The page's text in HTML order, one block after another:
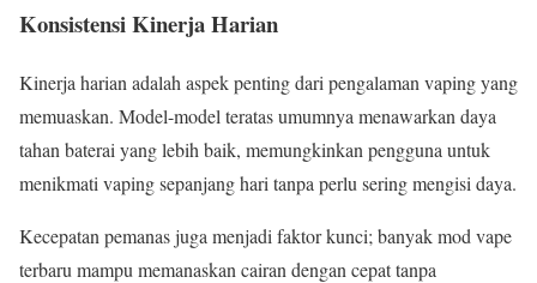
Konsistensi Kinerja Harian
Kinerja harian adalah aspek penting dari pengalaman vaping yang
memuaskan. Model-model teratas umumnya menawarkan daya
tahan baterai yang lebih baik, memungkinkan pengguna untuk
menikmati vaping sepanjang hari tanpa perlu sering mengisi daya.
Kecepatan pemanas juga menjadi faktor kunci; banyak mod vape
terbaru mampu memanaskan cairan dengan cepat tanpa